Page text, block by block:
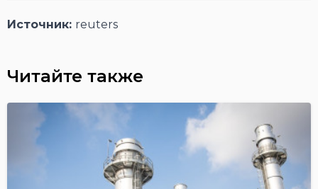
Источник: reuters
Читайте также